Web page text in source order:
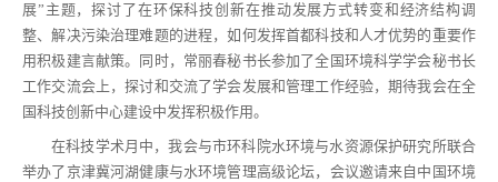
展”主题，探讨了在环保科技创新在推动发展方式转变和经济结构调
整、解决污染治理难题的进程，如何发挥首都科技和人才优势的重要作
用积极建言献策。同时，常丽春秘书长参加了全国环境科学学会秘书长
工作交流会上，探讨和交流了学会发展和管理工作经验，期待我会在全
国科技创新中心建设中发挥积极作用。
在科技学术月中，我会与市环科院水环境与水资源保护研究所联合
举办了京津冀河湖健康与水环境管理高级论坛，会议邀请来自中国环境